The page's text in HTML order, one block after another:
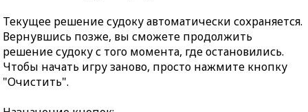
Текущее решение судоку автоматически сохраняется.
Вернувшись позже, вы сможете продолжить
решение судоку с того момента, где остановились.
Чтобы начать игру заново, просто нажмите кнопку
"Очистить".